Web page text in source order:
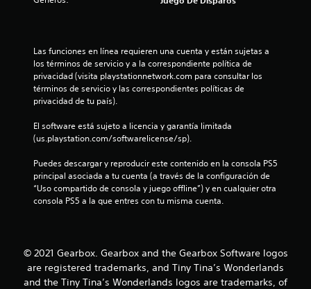
c
o
n
Las funciones en línea requieren una cuenta y están sujetas a
los términos de servicio y a la correspondiente política de
privacidad (visita playstationnetwork.com para consultar los
términos de servicio y las correspondientes políticas de
privacidad de tu país).
El software está sujeto a licencia y garantía limitada
(us.playstation.com/softwarelicense/sp).
Puedes descargar y reproducir este contenido en la consola PS5
principal asociada a tu cuenta (a través de la configuración de
“Uso compartido de consola y juego offline”) y en cualquier otra
consola PS5 a la que entres con tu misma cuenta.
© 2021 Gearbox. Gearbox and the Gearbox Software logos
are registered trademarks, and Tiny Tina’s Wonderlands
and the Tiny Tina’s Wonderlands logos are trademarks, of